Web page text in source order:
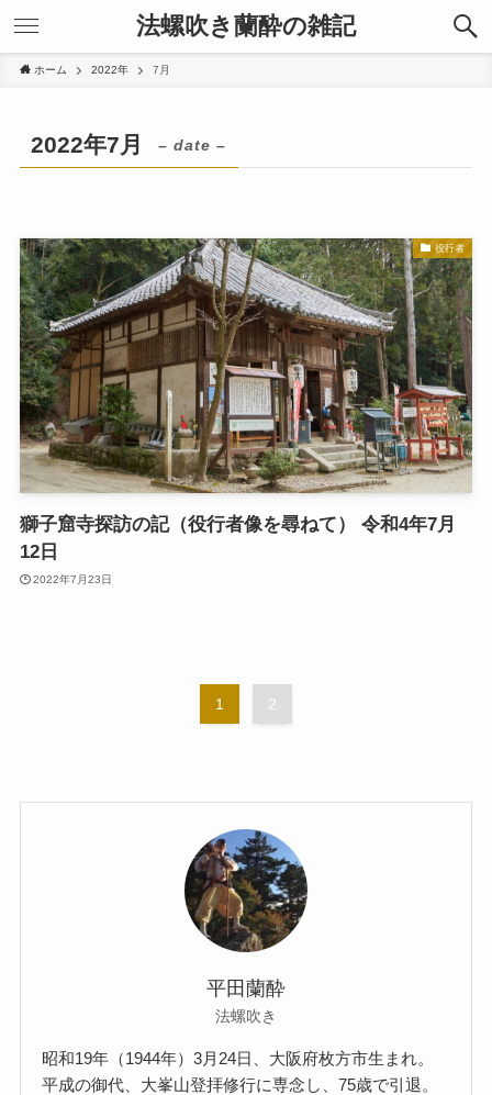
法螺吹き蘭酔の雑記
ホーム 2022年 7月
2022年7月 – date –
役行者
獅子窟寺探訪の記（役行者像を尋ねて） 令和4年7月
12日
2022年7月23日
1 2
平田蘭酔
法螺吹き
昭和19年（1944年）3月24日、大阪府枚方市生まれ。
平成の御代、大峯山登拝修行に専念し、75歳で引退。